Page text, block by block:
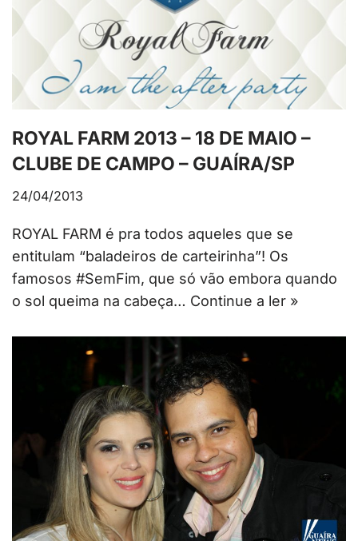
ROYAL FARM 2013 – 18 DE MAIO –
CLUBE DE CAMPO – GUAÍRA/SP
24/04/2013
ROYAL FARM é pra todos aqueles que se
entitulam “baladeiros de carteirinha”! Os
famosos #SemFim, que só vão embora quando
o sol queima na cabeça… Continue a ler »